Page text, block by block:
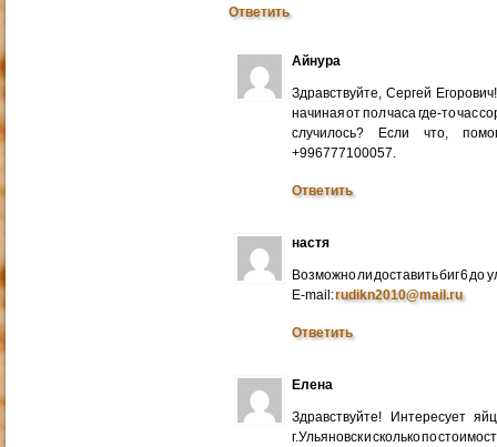
Ответить
Айнура
Здравствуйте, Сергей
начиная от пол часа где-то час
случилось? Если что,
+996777100057.
Ответить
настя
Возможно ли доставить биг 6 до
E-mail:rudikn2010@mail.ru
Ответить
Елена
Здравствуйте! Интересует
г.Ульяновск и сколько по